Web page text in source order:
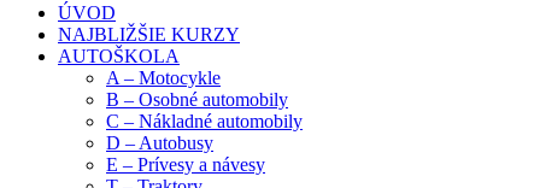
ÚVOD
NAJBLIŽŠIE KURZY
AUTOŠKOLA
A – Motocykle
B – Osobné automobily
C – Nákladné automobily
D – Autobusy
E – Prívesy a návesy